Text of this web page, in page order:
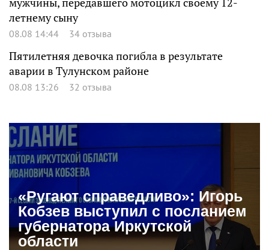
летнему сыну
08.08 14:44 34 отзыва
Пятилетняя девочка погибла в результате
аварии в Тулунском районе
08.08 13:26 32 отзыва
«Ругают справедливо»: Игорь
Кобзев выступил с посланием
губернатора Иркутской
области